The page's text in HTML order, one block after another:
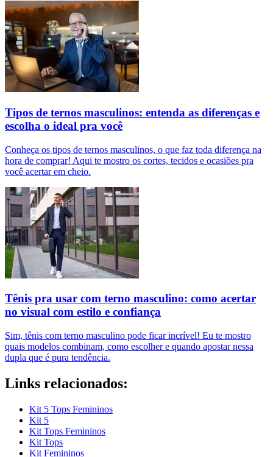
Tipos de ternos masculinos: entenda as diferenças e
escolha o ideal pra você
Conheça os tipos de ternos masculinos, o que faz toda diferença na
hora de comprar! Aqui te mostro os cortes, tecidos e ocasiões pra
você acertar em cheio.
Tênis pra usar com terno masculino: como acertar
no visual com estilo e confiança
Sim, tênis com terno masculino pode ficar incrível! Eu te mostro
quais modelos combinam, como escolher e quando apostar nessa
dupla que é pura tendência.
Links relacionados:
Kit 5 Tops Femininos
Kit 5
Kit Tops Femininos
Kit Tops
Kit Femininos